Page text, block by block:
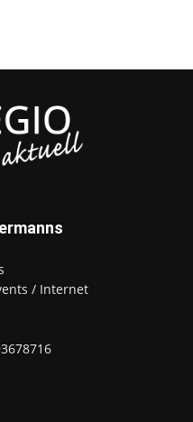
/ Internet